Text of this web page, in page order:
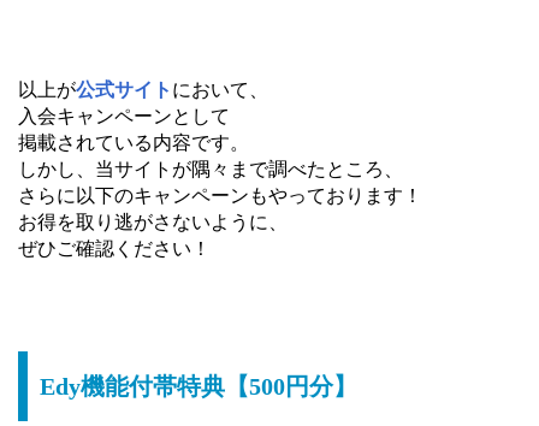
以上が公式サイト において、
入会キャンペーンとして
掲載されている内容です。
しかし、当サイトが隅々まで調べたところ、
さらに以下のキャンペーンもやっております！
お得を取り逃がさないように、
ぜひご確認ください！
Edy機能付帯特典【500円分】